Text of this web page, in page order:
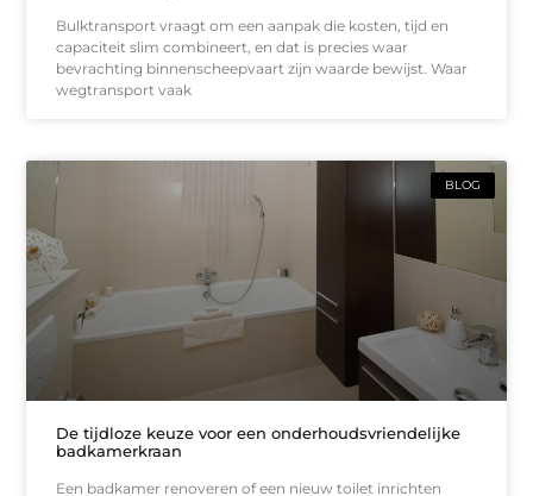
Bulktransport vraagt om een aanpak die kosten, tijd en
capaciteit slim combineert, en dat is precies waar
bevrachting binnenscheepvaart zijn waarde bewijst. Waar
wegtransport vaak
BLOG
De tijdloze keuze voor een onderhoudsvriendelijke
badkamerkraan
Een badkamer renoveren of een nieuw toilet inrichten